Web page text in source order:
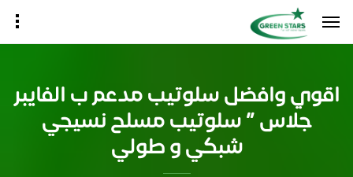
اقوي وافضل سلوتيب مدعم ب الفايبر
جلاس ” سلوتيب مسلح نسيجي
شبكي و طولي